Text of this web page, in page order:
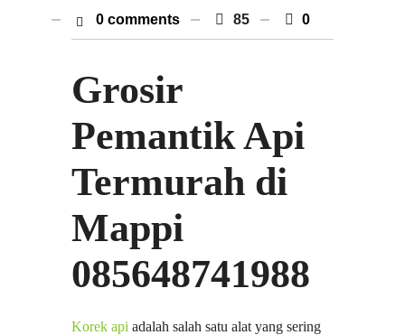
0 comments
85 0
Grosir
Pemantik Api
Termurah di
Mappi
085648741988
Korek api adalah salah satu alat yang sering